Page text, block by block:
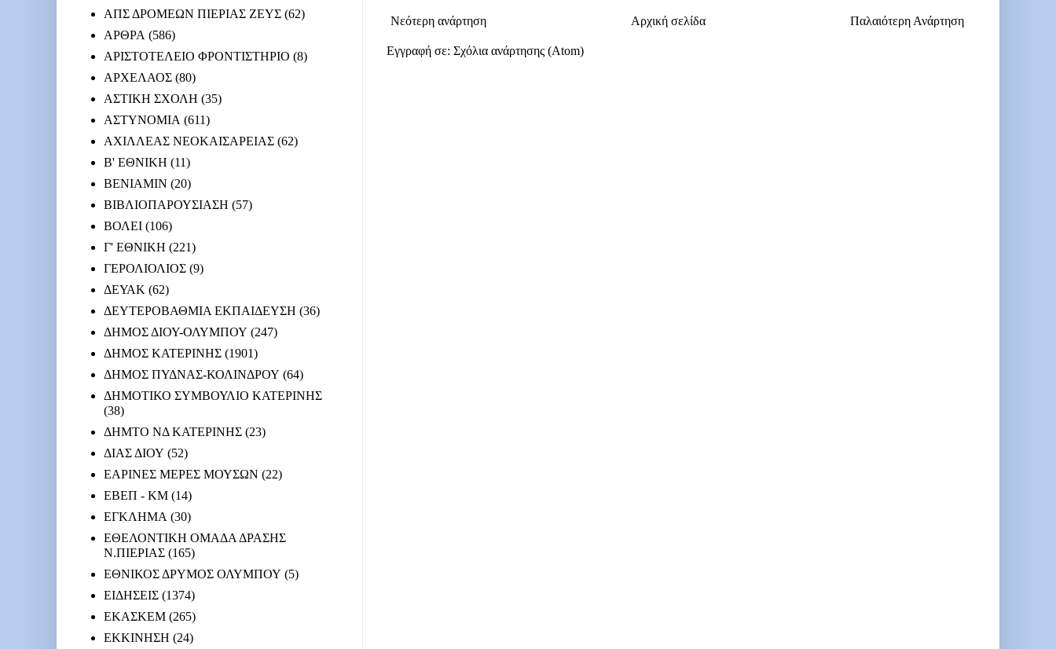
Νεότερη ανάρτηση Παλαιότερη Ανάρτηση
Αρχική σελίδα
Εγγραφή σε: Σχόλια ανάρτησης (Atom)
ΑΠΣ ΔΡΟΜΕΩΝ ΠΙΕΡΙΑΣ ΖΕΥΣ (62)
ΑΡΘΡΑ (586)
ΑΡΙΣΤΟΤΕΛΕΙΟ ΦΡΟΝΤΙΣΤΗΡΙΟ (8)
ΑΡΧΕΛΑΟΣ (80)
ΑΣΤΙΚΗ ΣΧΟΛΗ (35)
ΑΣΤΥΝΟΜΙΑ (611)
ΑΧΙΛΛΕΑΣ ΝΕΟΚΑΙΣΑΡΕΙΑΣ (62)
Β' ΕΘΝΙΚΗ (11)
ΒΕΝΙΑΜΙΝ (20)
ΒΙΒΛΙΟΠΑΡΟΥΣΙΑΣΗ (57)
ΒΟΛΕΙ (106)
Γ' ΕΘΝΙΚΗ (221)
ΓΕΡΟΛΙΟΛΙΟΣ (9)
ΔΕΥΑΚ (62)
ΔΕΥΤΕΡΟΒΑΘΜΙΑ ΕΚΠΑΙΔΕΥΣΗ (36)
ΔΗΜΟΣ ΔΙΟΥ-ΟΛΥΜΠΟΥ (247)
ΔΗΜΟΣ ΚΑΤΕΡΙΝΗΣ (1901)
ΔΗΜΟΣ ΠΥΔΝΑΣ-ΚΟΛΙΝΔΡΟΥ (64)
ΔΗΜΟΤΙΚΟ ΣΥΜΒΟΥΛΙΟ ΚΑΤΕΡΙΝΗΣ
(38)
ΔΗΜΤΟ ΝΔ ΚΑΤΕΡΙΝΗΣ (23)
ΔΙΑΣ ΔΙΟΥ (52)
ΕΑΡΙΝΕΣ ΜΕΡΕΣ ΜΟΥΣΩΝ (22)
ΕΒΕΠ - ΚΜ (14)
ΕΓΚΛΗΜΑ (30)
ΕΘΕΛΟΝΤΙΚΗ ΟΜΑΔΑ ΔΡΑΣΗΣ
Ν.ΠΙΕΡΙΑΣ (165)
ΕΘΝΙΚΟΣ ΔΡΥΜΟΣ ΟΛΥΜΠΟΥ (5)
ΕΙΔΗΣΕΙΣ (1374)
ΕΚΑΣΚΕΜ (265)
ΕΚΚΙΝΗΣΗ (24)